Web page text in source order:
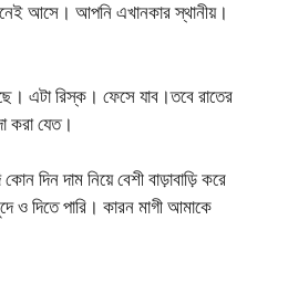
আসে। আপনি এখানকার স্থানীয়।
এটা রিস্ক। ফেসে যাব।তবে রাতের
করা যেত।
দিন দাম নিয়ে বেশী বাড়াবাড়ি করে
ও দিতে পারি। কারন মাগী আমাকে